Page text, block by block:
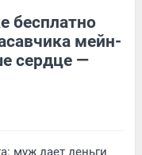
бесплатно
мейн-
сердце —
муж дает деньги